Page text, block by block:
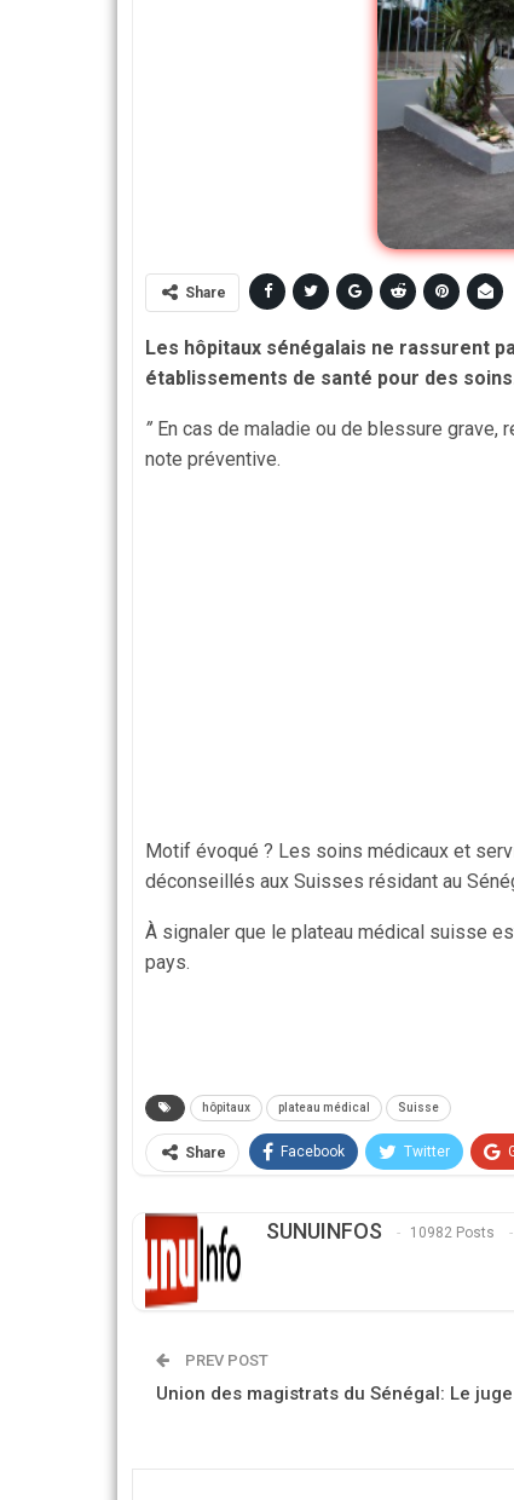
Share
Les hôpitaux sénégalais ne rassurent
établissements de santé pour des
” En cas de maladie ou de blessure
note préventive.
Motif évoqué ? Les soins médicaux et
déconseillés aux Suisses résidant au
À signaler que le plateau médical suisse
pays.
hôpitaux plateau médical Suisse
Share Facebook Twitter
SUNUINFOS 10982 Posts
PREV POST
Union des magistrats du Sénégal: Le